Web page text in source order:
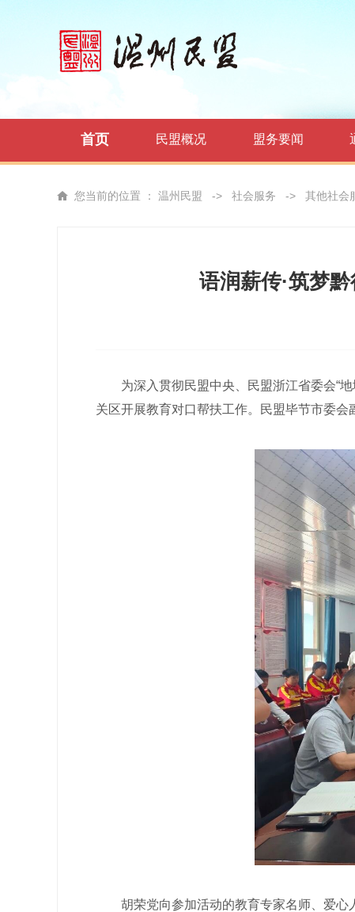
首页 民盟概况 盟务要闻
您当前的位置 ： 温州民盟 -> 社会服务 -> 其他社会
语润薪传·筑梦
为深入贯彻民盟中央、民盟浙江省委会“地
关区开展教育对口帮扶工作。民盟毕节市委会
胡荣党向参加活动的教育专家名师、爱心